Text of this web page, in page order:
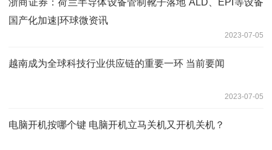
国产化加速|环球微资讯
2023-07-05
越南成为全球科技行业供应链的重要一环 当前要闻
2023-07-05
电脑开机按哪个键 电脑开机立马关机又开机关机？